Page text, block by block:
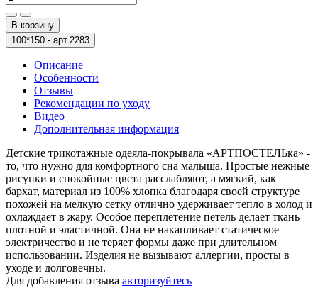
В корзину
100*150 - арт.2283
Описание
Особенности
Отзывы
Рекомендации по уходу
Видео
Дополнительная информация
Детские трикотажные одеяла-покрывала «АРТПОСТЕЛЬка» -
то, что нужно для комфортного сна малыша. Простые нежные
рисунки и спокойные цвета расслабляют, а мягкий, как
бархат, материал из 100% хлопка благодаря своей структуре
похожей на мелкую сетку отлично удерживает тепло в холод и
охлаждает в жару. Особое переплетение петель делает ткань
плотной и эластичной. Она не накапливает статическое
электричество и не теряет формы даже при длительном
использовании. Изделия не вызывают аллергии, просты в
уходе и долговечны.
Для добавления отзыва авторизуйтесь